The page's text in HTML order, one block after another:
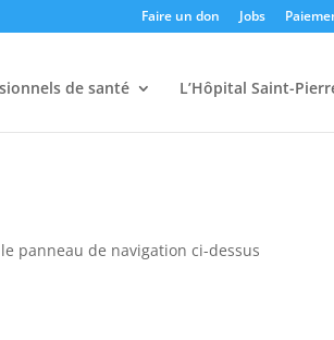
Faire un don Jobs
de santé L’Hôpital Saint-
panneau de navigation ci-dessus